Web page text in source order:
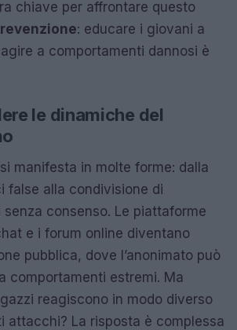
chiave per affrontare questo
: educare i giovani a
a comportamenti dannosi è
le dinamiche del
manifesta in molte forme: dalla
false alla condivisione di
consenso. Le piattaforme
e i forum online diventano
pubblica, dove l’anonimato può
comportamenti estremi. Ma
reagiscono in modo diverso
attacchi? La risposta è complessa